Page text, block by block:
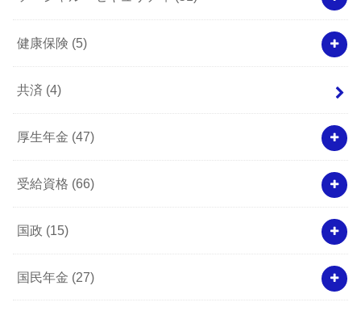
健康保険 (5)
共済 (4)
厚生年金 (47)
受給資格 (66)
国政 (15)
国民年金 (27)